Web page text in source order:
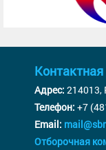
Адрес: 214013,
Телефон: +7
Email:
Отборочная